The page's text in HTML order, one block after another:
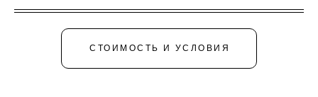
СТОИМОСТЬ И УСЛОВИЯ